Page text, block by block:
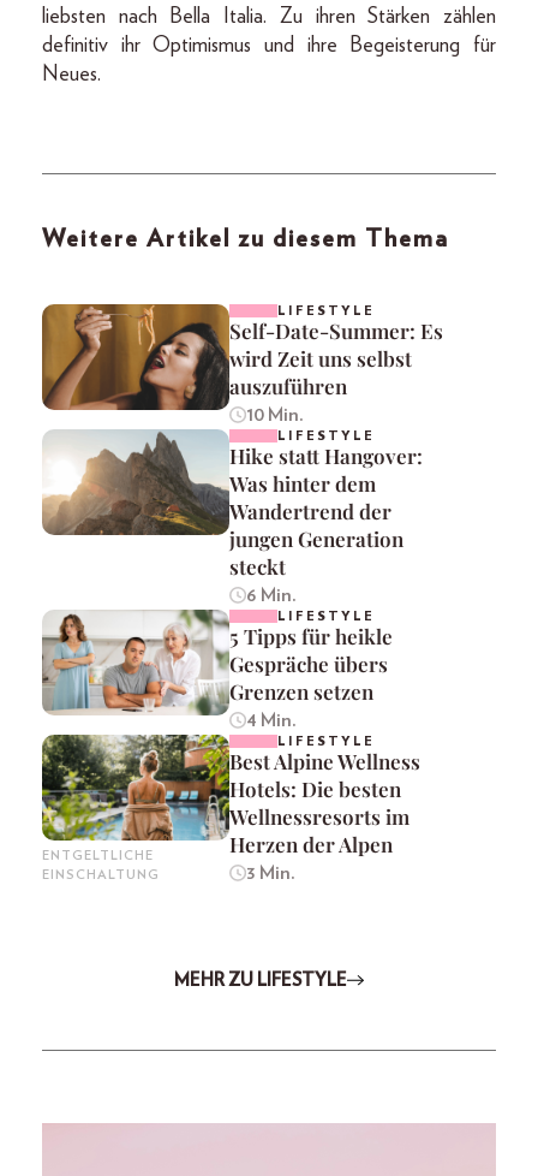
liebsten nach Bella Italia. Zu ihren Stärken zählen
definitiv ihr Optimismus und ihre Begeisterung für
Neues.
Weitere Artikel zu diesem Thema
LIFESTYLE
Self-Date-Summer: Es
wird Zeit uns selbst
auszuführen
10 Min.
LIFESTYLE
Hike statt Hangover:
Was hinter dem
Wandertrend der
jungen Generation
steckt
6 Min.
LIFESTYLE
5 Tipps für heikle
Gespräche übers
Grenzen setzen
4 Min.
ENTGELTLICHE
EINSCHALTUNG
LIFESTYLE
Best Alpine Wellness
Hotels: Die besten
Wellnessresorts im
Herzen der Alpen
3 Min.
MEHR ZU LIFESTYLE